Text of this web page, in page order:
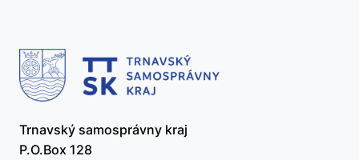
Trnavský samosprávny kraj
P.O.Box 128